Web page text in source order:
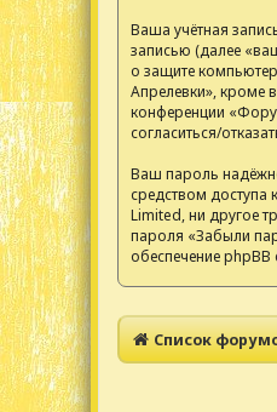
Ваша учётная
записью (далее
о защите
Апрелевки», кроме
конференции
согласиться/
Ваш пароль
средством доступа
Limited, ни другое
пароля «Забыли
обеспечение
Список